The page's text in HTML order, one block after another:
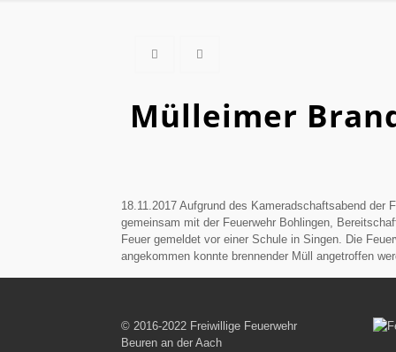
Mülleimer
18.11.2017 Aufgrund des Kameradschaftsabend der
gemeinsam mit der Feuerwehr Bohlingen,
Feuer gemeldet vor einer Schule in Singen. Die
angekommen konnte brennender Müll angetroffen
© 2016-2022 Freiwillige Feuerwehr
Beuren an der Aach